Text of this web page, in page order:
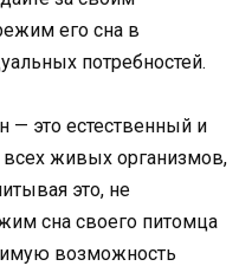
его сна в
потребностей.
— это естественный и
живых организмов,
это, не
сна своего питомца
возможность